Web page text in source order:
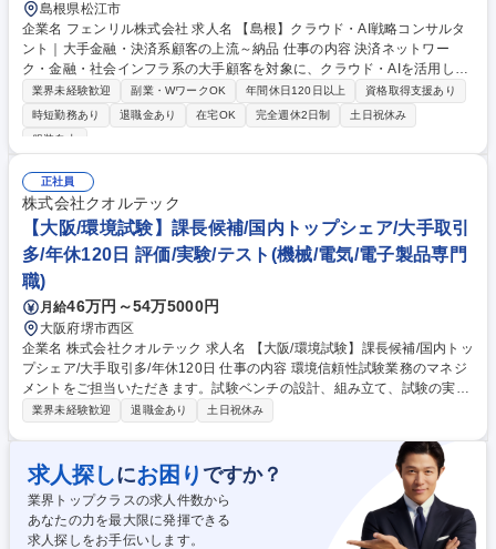
島根県松江市
企業名 フェンリル株式会社 求人名 【島根】クラウド・AI戦略コンサルタ
ント｜大手金融・決済系顧客の上流～納品 仕事の内容 決済ネットワー
ク・金融・社会インフラ系の大手顧客を対象に、クラウド・AIを活用した
経営課題解決を推進します。提案だけで終わらせず、要件定義から納品ま
で一気通貫でプロジェクトを牽引します。 【業務内容補足】■シニアコン
サルタント業務（主担当）：顧客（部長・課長クラス）の課題ヒアリン
外部）のディレクション ■技術戦略支援（副担当）：課題の構造化、AI活
用・クラウド移行ロードマップ作成補助、経営層向け資料作成 ■組織整備
（兼務）： 大手エンゲージメントのノウハウ・PM手順の型化・標準化 募
集職種 【島根】クラウド・AI戦略コンサルタント｜大手金融・決済系顧客
の上流～納品
業界未経験歓迎 副業・WワークOK 年間休日120日以上
資格取得支援あり
時短勤務あり
退職金あり 在宅OK 完全週休2日制
土日祝休み
服装自由
正社員
株式会社クオルテック
【大阪/環境試験】課長候補/国内トップシェア/大手取引
多/年休120日 評価/実験/テスト(機械/電気/電子製品専門
職)
月給46万円～54万5000円
大阪府堺市西区
企業名 株式会社クオルテック 求人名 【大阪/環境試験】課長候補/国内トッ
プシェア/大手取引多/年休120日 仕事の内容 環境信頼性試験業務のマネジ
メントをご担当いただきます。試験ベンチの設計、組み立て、試験の実
施、試験レポート作成、および見積書作成やスケジュール調整などお客様
食等）及び振動・衝撃試験を中心とした信頼性試験の実務とメンバーのマ
ネジメントをお任せ致します。 【取引先】トヨタ自動車、デンソー、富士
電機、東芝 等 ※車載メーカーが重点顧客です (仕事内容変更範囲)：当社
業務全般 募集職種 【大阪/環境試験】課長候補/国内トップシェア/大手取引
多/年休120日
業界未経験歓迎 退職金あり 土日祝休み
求人探しにお困り ですか？
業界トップクラスの求人件数から
あなたの力を最大限に発揮できる
求人探しをお手伝いします。